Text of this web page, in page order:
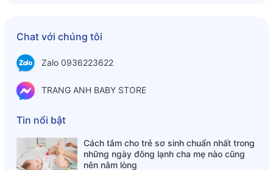
Chat với chúng tôi
Zalo 0936223622
TRANG ANH BABY STORE
Tin nổi bật
Cách tắm cho trẻ sơ sinh chuẩn nhất trong
những ngày đông lạnh cha mẹ nào cũng
nên nằm lòng